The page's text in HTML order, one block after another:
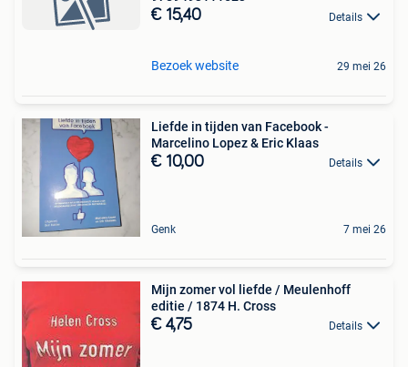
€ 15,40 Details
Bezoek website 29 mei 26
Liefde in tijden van Facebook -
Marcelino Lopez & Eric Klaas
€ 10,00 Details
Genk 7 mei 26
Mijn zomer vol liefde / Meulenhoff
editie / 1874 H. Cross
€ 4,75 Details